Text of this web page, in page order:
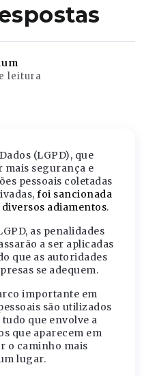
leitura
(LGPD), que
segurança e
pessoais coletadas
foi sancionada
diversos adiamentos.
as penalidades
a ser aplicadas
que as autoridades
se adequem.
importante em
são utilizados
que envolve a
que aparecem em
o caminho mais
lugar.